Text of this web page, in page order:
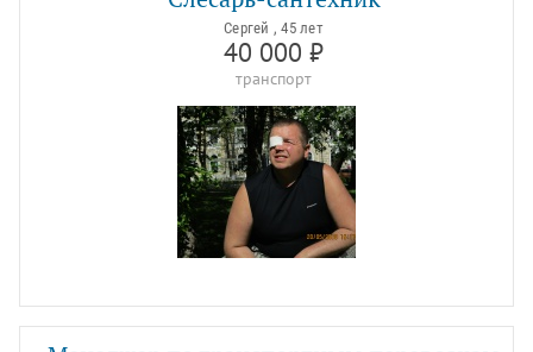
Сергей , 45 лет
40 000 ₽
транспорт